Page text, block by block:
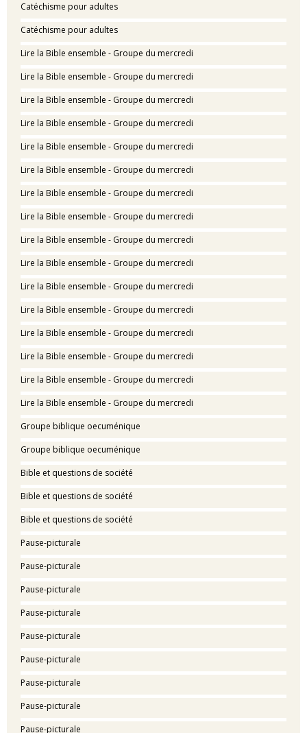
Catéchisme pour adultes
Catéchisme pour adultes
Lire la Bible ensemble - Groupe du mercredi
Lire la Bible ensemble - Groupe du mercredi
Lire la Bible ensemble - Groupe du mercredi
Lire la Bible ensemble - Groupe du mercredi
Lire la Bible ensemble - Groupe du mercredi
Lire la Bible ensemble - Groupe du mercredi
Lire la Bible ensemble - Groupe du mercredi
Lire la Bible ensemble - Groupe du mercredi
Lire la Bible ensemble - Groupe du mercredi
Lire la Bible ensemble - Groupe du mercredi
Lire la Bible ensemble - Groupe du mercredi
Lire la Bible ensemble - Groupe du mercredi
Lire la Bible ensemble - Groupe du mercredi
Lire la Bible ensemble - Groupe du mercredi
Lire la Bible ensemble - Groupe du mercredi
Lire la Bible ensemble - Groupe du mercredi
Groupe biblique oecuménique
Groupe biblique oecuménique
Bible et questions de société
Bible et questions de société
Bible et questions de société
Pause-picturale
Pause-picturale
Pause-picturale
Pause-picturale
Pause-picturale
Pause-picturale
Pause-picturale
Pause-picturale
Pause-picturale